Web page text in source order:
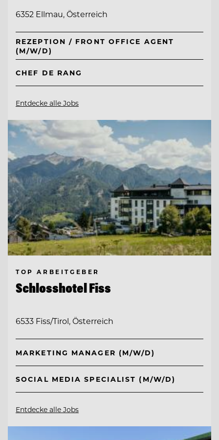
6352 Ellmau, Österreich
REZEPTION / FRONT OFFICE AGENT
(M/W/D)
CHEF DE RANG
Entdecke alle Jobs
TOP ARBEITGEBER
Schlosshotel Fiss
6533 Fiss/Tirol, Österreich
MARKETING MANAGER (M/W/D)
SOCIAL MEDIA SPECIALIST (M/W/D)
Entdecke alle Jobs